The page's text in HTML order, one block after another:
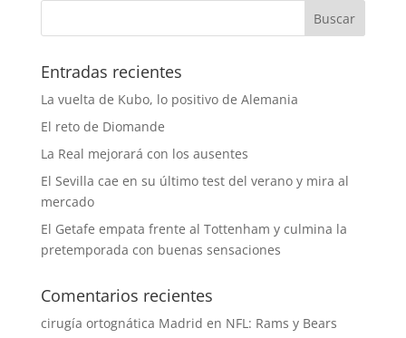
Entradas recientes
La vuelta de Kubo, lo positivo de Alemania
El reto de Diomande
La Real mejorará con los ausentes
El Sevilla cae en su último test del verano y mira al
mercado
El Getafe empata frente al Tottenham y culmina la
pretemporada con buenas sensaciones
Comentarios recientes
cirugía ortognática Madrid en NFL: Rams y Bears